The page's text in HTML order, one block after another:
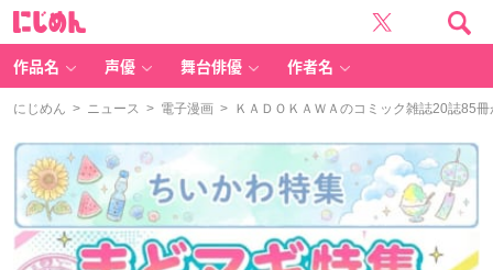
作品名 声優 舞台俳優 作者名
にじめん > ニュース > 電子漫画 > ＫＡＤＯＫＡＷＡのコミック雑誌20誌85